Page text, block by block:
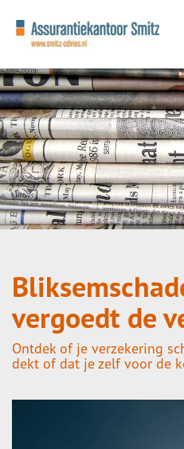
vergoedt de
Ontdek of je verzekering
dekt of dat je zelf voor de